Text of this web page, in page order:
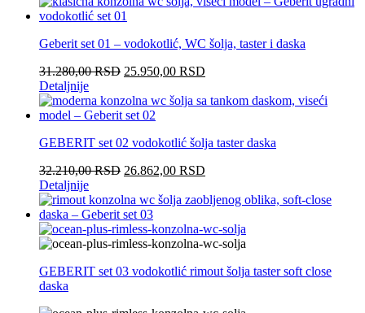
Geberit set 01 – vodokotlić, WC šolja, taster i daska
31.280,00RSD 25.950,00 RSD
Detaljnije
GEBERIT set 02 vodokotlić šolja taster daska
32.210,00RSD 26.862,00 RSD
Detaljnije
GEBERIT set 03 vodokotlić rimout šolja taster soft close
daska